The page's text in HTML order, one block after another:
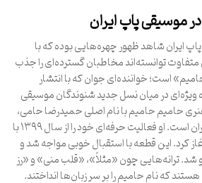
موسیقی پاپ ایران
ایران شاهد ظهور چهره‌هایی بوده که با
توانسته‌اند مخاطبان گسترده‌ای را جذب
است؛ خواننده‌ای جوان که با انتشار
در میان نسل جدید شنوندگان موسیقی
حامیم حامیم با نام اصلی حمیدرضا حامی،
متولد ۲۶ بهمن ۱۳۷۶ در تهران است. او فعالیت حرفه‌ای خود را از سال ۱۳۹۹ با
کرد. این قطعه با استقبال خوبی مواجه شد و
شد. ترانه‌هایی چون «مثلاً»، «قلب منی» و «رز
که نام حامیم را بر سر زبان‌ها انداختند.